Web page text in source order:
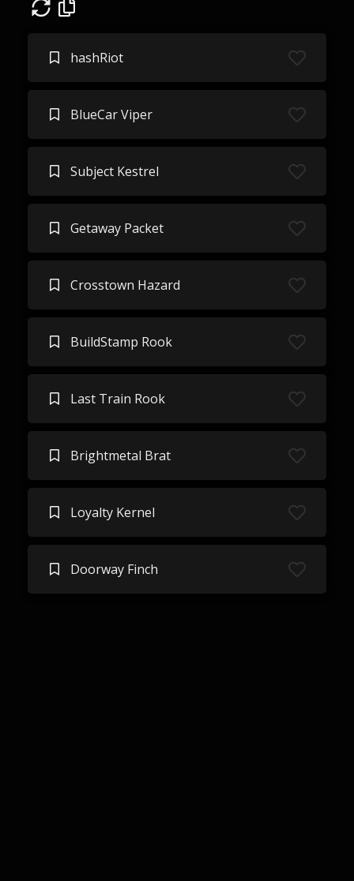
hashRiot
BlueCar Viper
Subject Kestrel
Getaway Packet
Crosstown Hazard
BuildStamp Rook
Last Train Rook
Brightmetal Brat
Loyalty Kernel
Doorway Finch